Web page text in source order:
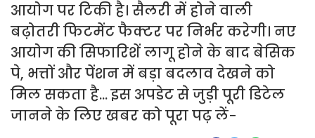
आयोग पर टिकी है। सैलरी में होने वाली
बढ़ोतरी फिटमेंट फैक्टर पर निर्भर करेगी। नए
आयोग की सिफारिशें लागू होने के बाद बेसिक
पे, भत्तों और पेंशन में बड़ा बदलाव देखने को
मिल सकता है... इस अपडेट से जुड़ी पूरी डिटेल
जानने के लिए खबर को पूरा पढ़ लें-